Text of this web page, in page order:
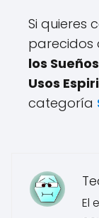
Si quieres
parecidos
los
Usos
categoría
El